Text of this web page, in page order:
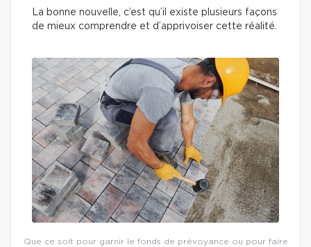
La bonne nouvelle, c’est qu’il existe plusieurs façons
de mieux comprendre et d’apprivoiser cette réalité.
Que ce soit pour garnir le fonds de prévoyance ou pour faire